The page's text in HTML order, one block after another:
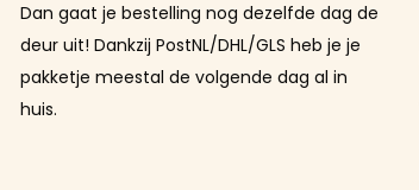
Dan gaat je bestelling nog dezelfde dag de
deur uit! Dankzij PostNL/DHL/GLS heb je je
pakketje meestal de volgende dag al in
huis.